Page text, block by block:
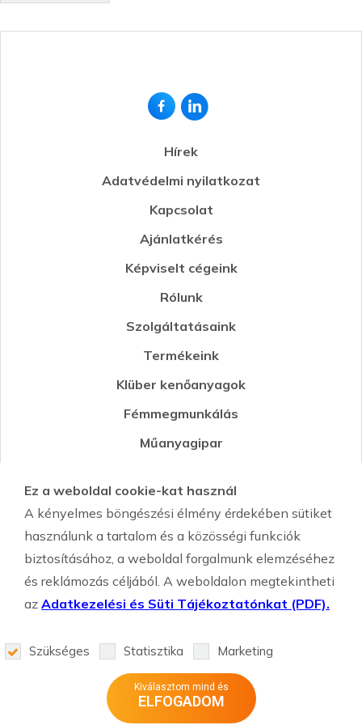
Ez a weboldal cookie-kat használ
A kényelmes böngészési élmény érdekében sütiket
használunk a tartalom és a közösségi funkciók
biztosításához, a weboldal forgalmunk elemzéséhez
és reklámozás céljából. A weboldalon megtekintheti
azAdatkezelési és Süti Tájékoztatónkat (PDF).
Szükséges Statisztika Marketing
Kiválasztom mind és
ELFOGADOM
Hírek
Adatvédelmi nyilatkozat
Kapcsolat
Ajánlatkérés
Képviselt cégeink
Rólunk
Szolgáltatásaink
Termékeink
Klüber kenőanyagok
Fémmegmunkálás
Műanyagipar
Környezetvédelmi segédanyagok
Szemcseszórás-Shot Peening